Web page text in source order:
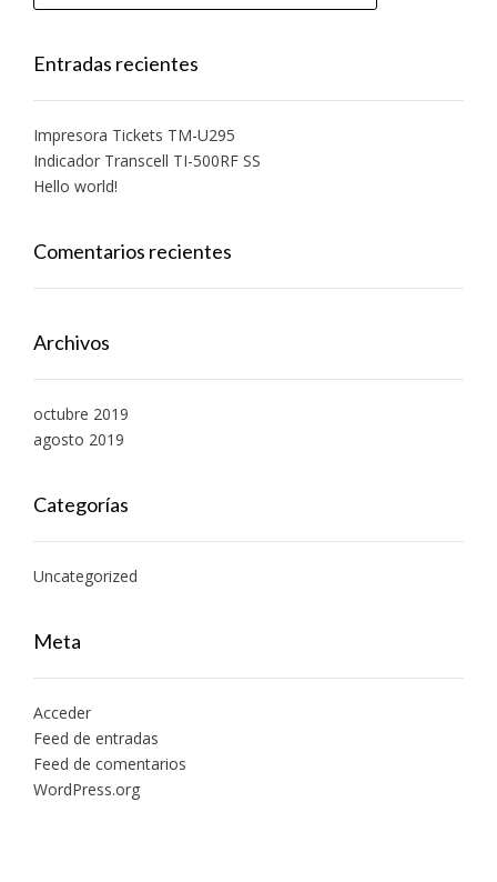
Entradas recientes
Impresora Tickets TM-U295
Indicador Transcell TI-500RF SS
Hello world!
Comentarios recientes
Archivos
octubre 2019
agosto 2019
Categorías
Uncategorized
Meta
Acceder
Feed de entradas
Feed de comentarios
WordPress.org